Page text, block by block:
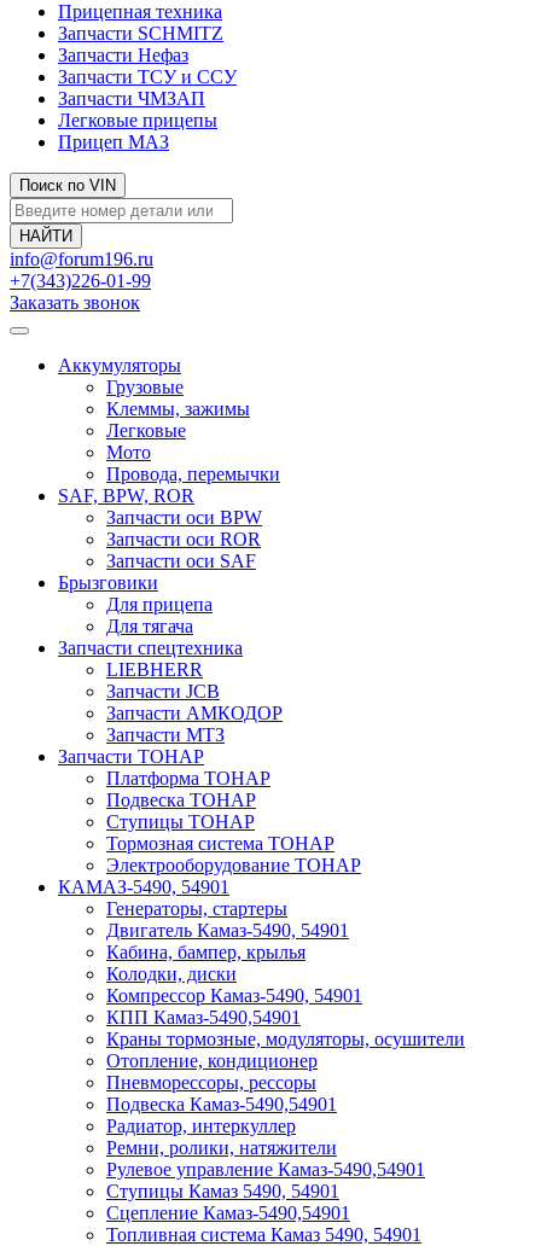
Прицепная техника
Запчасти SCHMITZ
Запчасти Нефаз
Запчасти ТСУ и ССУ
Запчасти ЧМЗАП
Легковые прицепы
Прицеп МАЗ
Поиск по VIN
info@forum196.ru
+7(343)226-01-99
Заказать звонок
Аккумуляторы
Грузовые
Клеммы, зажимы
Легковые
Мото
Провода, перемычки
SAF, BPW, ROR
Запчасти оси BPW
Запчасти оси ROR
Запчасти оси SAF
Брызговики
Для прицепа
Для тягача
Запчасти спецтехника
LIEBHERR
Запчасти JCB
Запчасти АМКОДОР
Запчасти МТЗ
Запчасти ТОНАР
Платформа ТОНАР
Подвеска ТОНАР
Ступицы ТОНАР
Тормозная система ТОНАР
Электрооборудование ТОНАР
КАМАЗ-5490, 54901
Генераторы, стартеры
Двигатель Камаз-5490, 54901
Кабина, бампер, крылья
Колодки, диски
Компрессор Камаз-5490, 54901
КПП Камаз-5490,54901
Краны тормозные, модуляторы, осушители
Отопление, кондиционер
Пневморессоры, рессоры
Подвеска Камаз-5490,54901
Радиатор, интеркуллер
Ремни, ролики, натяжители
Рулевое управление Камаз-5490,54901
Ступицы Камаз 5490, 54901
Сцепление Камаз-5490,54901
Топливная система Камаз 5490, 54901